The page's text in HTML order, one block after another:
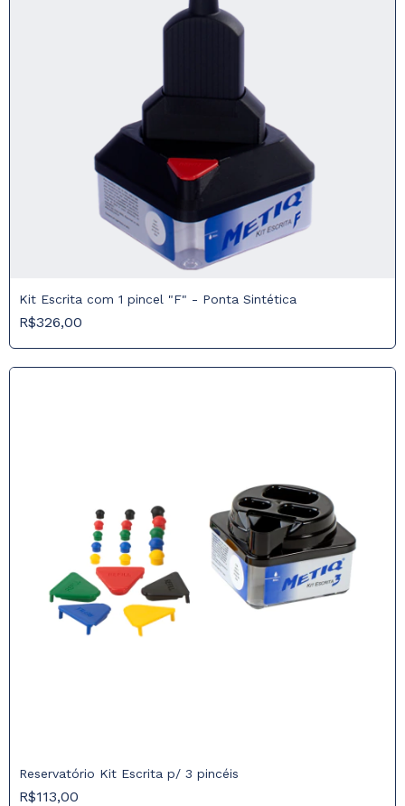
Kit Escrita com 1 pincel "F" - Ponta Sintética
R$326,00
Reservatório Kit Escrita p/ 3 pincéis
R$113,00